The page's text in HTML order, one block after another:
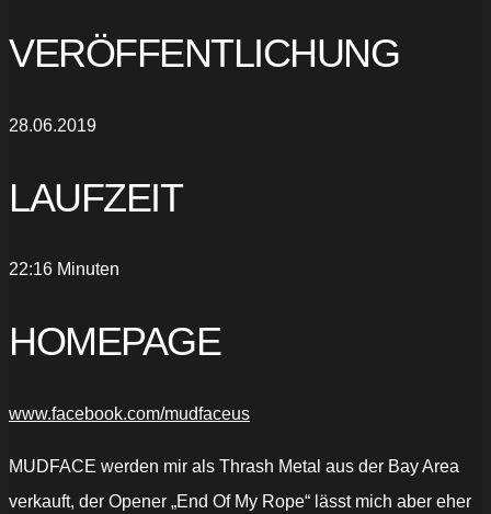
VERÖFFENTLICHUNG
28.06.2019
LAUFZEIT
22:16 Minuten
HOMEPAGE
www.facebook.com/mudfaceus
MUDFACE werden mir als Thrash Metal aus der Bay Area
verkauft, der Opener „End Of My Rope“ lässt mich aber eher